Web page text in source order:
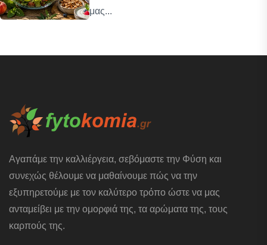
μας...
Αγαπάμε την καλλιέργεια, σεβόμαστε την Φύση και
συνεχώς θέλουμε να μαθαίνουμε πώς να την
εξυπηρετούμε με τον καλύτερο τρόπο ώστε να μας
ανταμείβει με την ομορφιά της, τα αρώματα της, τους
καρπούς της.